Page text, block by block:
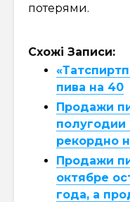
потерями.
Схожі Записи:
пива на 40
Продажи
полугодии
рекордно
Продажи
октябре
года, а